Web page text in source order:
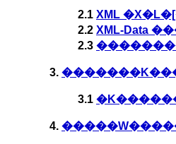
2.1 XML
2.2 XML-Data
2.3
3.
3.1
4.